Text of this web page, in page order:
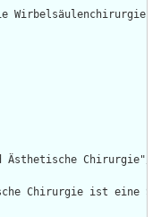
Wirbelsäulenchirurgie
Ästhetische Chirurgie"/>
Chirurgie ist eine